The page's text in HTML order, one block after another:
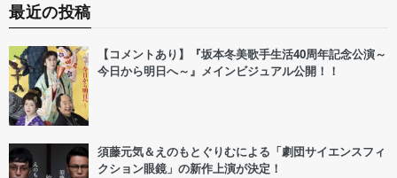
最近の投稿
【コメントあり】『坂本冬美歌手生活40周年記念公演～
今日から明日へ～』メインビジュアル公開！！
須藤元気＆えのもとぐりむによる「劇団サイエンスフィ
クション眼鏡」の新作上演が決定！